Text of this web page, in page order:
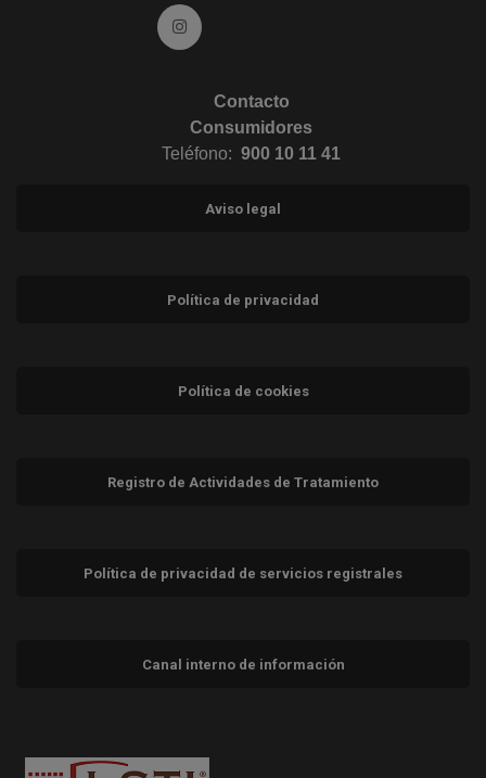
Ir a Instagram (abre en ventana nueva)
Contacto
Consumidores
Teléfono: 900 10 11 41
Aviso legal
Política de privacidad
Política de cookies
Registro de Actividades de Tratamiento
Política de privacidad de servicios registrales
Canal interno de información